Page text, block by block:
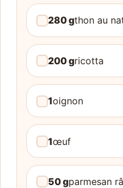
280 gthon au
200 gricotta
1oignon
1œuf
50 gparmesan